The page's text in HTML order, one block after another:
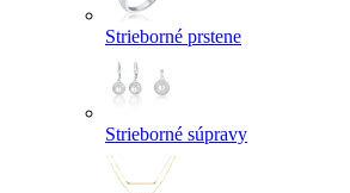
Strieborné prstene
Strieborné súpravy